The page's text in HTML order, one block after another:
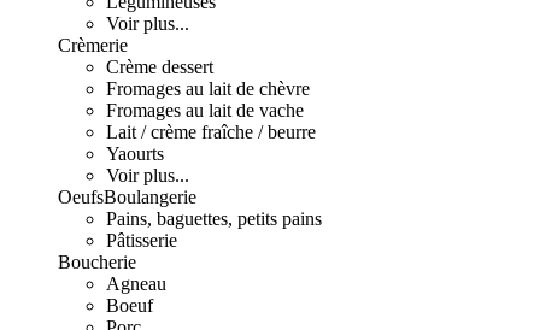
Voir plus...
Crèmerie
Crème dessert
Fromages au lait de chèvre
Fromages au lait de vache
Lait / crème fraîche / beurre
Yaourts
Voir plus...
OeufsBoulangerie
Pains, baguettes, petits pains
Pâtisserie
Boucherie
Agneau
Boeuf